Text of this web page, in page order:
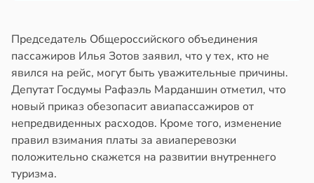
Председатель Общероссийского объединения
пассажиров Илья Зотов заявил, что у тех, кто не
явился на рейс, могут быть уважительные причины.
Депутат Госдумы Рафаэль Марданшин отметил, что
новый приказ обезопасит авиапассажиров от
непредвиденных расходов. Кроме того, изменение
правил взимания платы за авиаперевозки
положительно скажется на развитии внутреннего
туризма.